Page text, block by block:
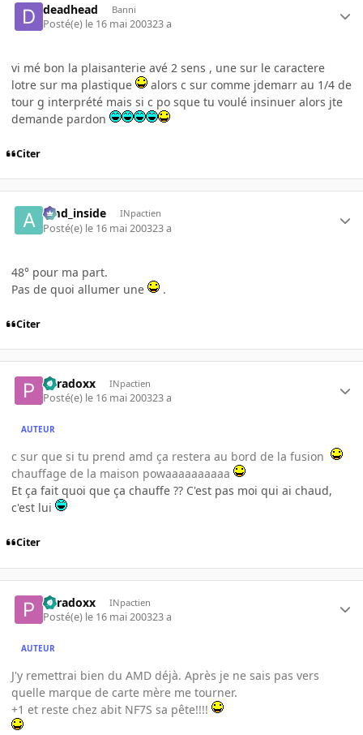
deadhead Banni
Posté(e) le 16 mai 200323 a
vi mé bon la plaisanterie avé 2 sens , une sur le caractere
lotre sur ma plastique
alors c sur comme jdemarr au 1/4 de
tour g interprété mais si c po sque tu voulé insinuer alors jte
demande pardon
Citer
amd_inside INpactien
Posté(e) le 16 mai 200323 a
48° pour ma part.
Pas de quoi allumer une
.
Citer
Paradoxx INpactien
Posté(e) le 16 mai 200323 a
AUTEUR
c sur que si tu prend amd ça restera au bord de la fusion
chauffage de la maison powaaaaaaaaaa
Et ça fait quoi que ça chauffe ?? C'est pas moi qui ai chaud,
c'est lui
Citer
Paradoxx INpactien
Posté(e) le 16 mai 200323 a
AUTEUR
J'y remettrai bien du AMD déjà. Après je ne sais pas vers
quelle marque de carte mère me tourner.
+1 et reste chez abit NF7S sa pête!!!!